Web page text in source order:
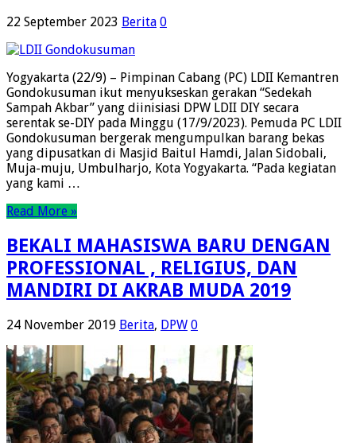
22 September 2023 Berita 0
Yogyakarta (22/9) – Pimpinan Cabang (PC) LDII Kemantren
Gondokusuman ikut menyukseskan gerakan “Sedekah
Sampah Akbar” yang diinisiasi DPW LDII DIY secara
serentak se-DIY pada Minggu (17/9/2023). Pemuda PC LDII
Gondokusuman bergerak mengumpulkan barang bekas
yang dipusatkan di Masjid Baitul Hamdi, Jalan Sidobali,
Muja-muju, Umbulharjo, Kota Yogyakarta. “Pada kegiatan
yang kami …
Read More »
BEKALI MAHASISWA BARU DENGAN
PROFESSIONAL , RELIGIUS, DAN
MANDIRI DI AKRAB MUDA 2019
24 November 2019 Berita, DPW 0